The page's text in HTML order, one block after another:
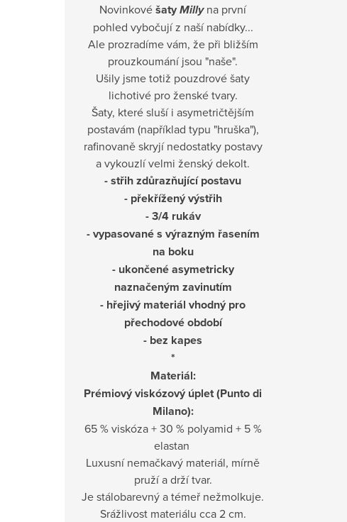
NovinkovéšatyMilly na první
pohled vybočují z naší nabídky...
Ale prozradíme vám, že při bližším
prouzkoumání jsou "naše".
Ušily jsme totiž pouzdrové šaty
lichotivé pro ženské tvary.
Šaty, které sluší i asymetričtějším
postavám (například typu "hruška"),
rafinovaně skryjí nedostatky postavy
a vykouzlí velmi ženský dekolt.
- střih zdůrazňující postavu
- překřížený výstřih
- 3/4 rukáv
- vypasované s výrazným řasením
na boku
- ukončené asymetricky
naznačeným zavinutím
- hřejivý materiál vhodný pro
přechodové období
- bez kapes
*
Materiál:
Prémiový viskózový úplet (Punto di
Milano):
65 % viskóza + 30 % polyamid + 5 %
elastan
Luxusní nemačkavý materiál, mírně
pruží a drží tvar.
Je stálobarevný a témeř nežmolkuje.
Srážlivost materiálu cca 2 cm.